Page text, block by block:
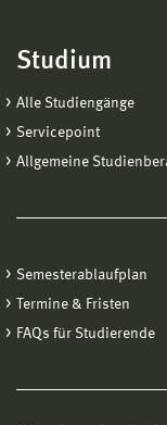
Studium
Alle Studiengänge
Servicepoint
Allgemeine
Semesterablaufplan
Termine & Fristen
FAQs für Studierende